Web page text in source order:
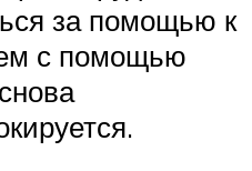
за помощью к
с помощью